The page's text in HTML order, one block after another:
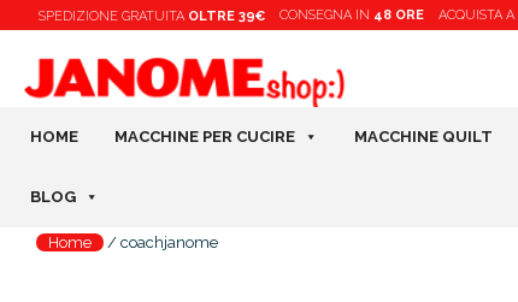
contenuto
SPEDIZIONE GRATUITA OLTRE 39€ CONSEGNA IN 48 ORE ACQUISTA A
HOME MACCHINE PER CUCIRE MACCHINE QUILT
BLOG
Home / coachjanome